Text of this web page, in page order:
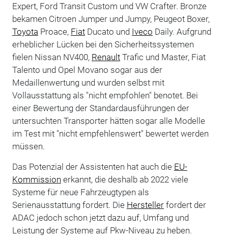
Expert, Ford Transit Custom und VW Crafter. Bronze
bekamen Citroen Jumper und Jumpy, Peugeot Boxer,
Toyota Proace, FiatDucato und Iveco Daily. Aufgrund
erheblicher Lücken bei den Sicherheitssystemen
fielen Nissan NV400, RenaultTrafic und Master, Fiat
Talento und Opel Movano sogar aus der
Medaillenwertung und wurden selbst mit
Vollausstattung als "nicht empfohlen" benotet. Bei
einer Bewertung der Standardausführungen der
untersuchten Transporter hätten sogar alle Modelle
im Test mit "nicht empfehlenswert" bewertet werden
müssen.
Das Potenzial der Assistenten hat auch die EU-
Kommission erkannt, die deshalb ab 2022 viele
Systeme für neue Fahrzeugtypen als
Serienausstattung fordert. Die Herstellerfordert der
ADAC jedoch schon jetzt dazu auf, Umfang und
Leistung der Systeme auf Pkw-Niveau zu heben.